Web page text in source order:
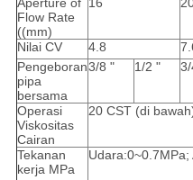
Aperture of
Flow Rate
((mm)
16
Nilai CV 4.8
Pengeboran
pipa
bersama
3/8 " 1/2 "
Operasi
Viskositas
Cairan
20 CST (di
Tekanan
kerja MPa